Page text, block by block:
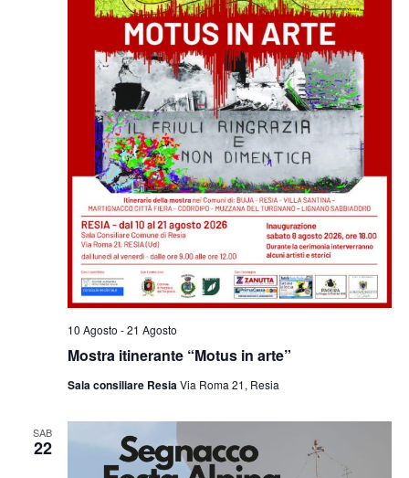
Mostra itinerante “Motus in arte”
10 Agosto -21 Agosto
Sala consiliare ResiaVia Roma 21, Resia
SAB
22